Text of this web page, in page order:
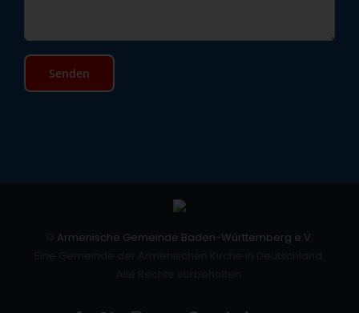
Armenische Gemeinde Baden-Württemberg e.V.